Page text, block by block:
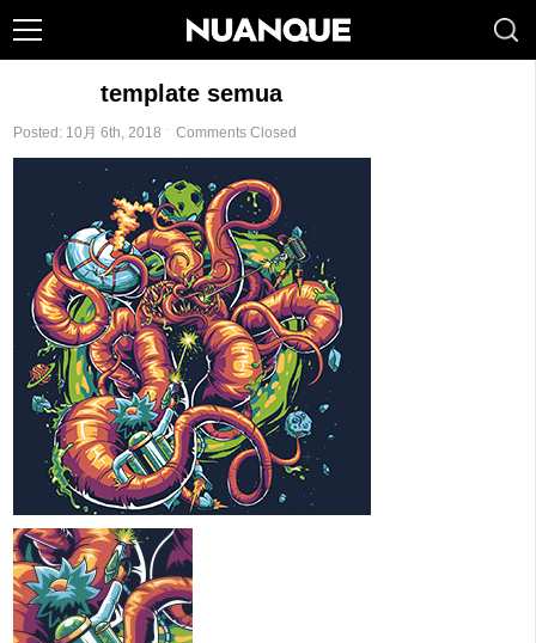
template semua
Posted: 10月 6th, 2018 ˑ Comments Closed